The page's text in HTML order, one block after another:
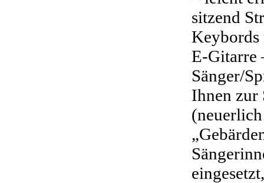
sitzend
Keybords
E-Gitarre
Sänger/
Ihnen zur